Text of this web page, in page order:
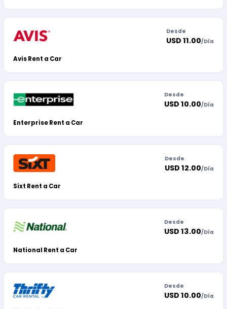
Avis Rent a Car
Desde
USD 11.00/Día
Enterprise Rent a Car
Desde
USD 10.00/Día
Sixt Rent a Car
Desde
USD 12.00/Día
National Rent a Car
Desde
USD 13.00/Día
Desde
USD 10.00/Día